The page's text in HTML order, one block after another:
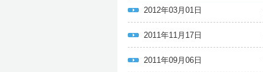
2012年03月01日
2011年11月17日
2011年09月06日